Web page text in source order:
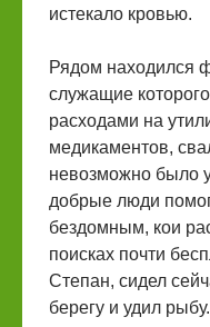
истекало кровью.
Рядом находился
служащие
расходами на
медикаментов,
невозможно было
добрые люди
бездомным, кои
поисках почти
Степан, сидел
берегу и удил рыбу.